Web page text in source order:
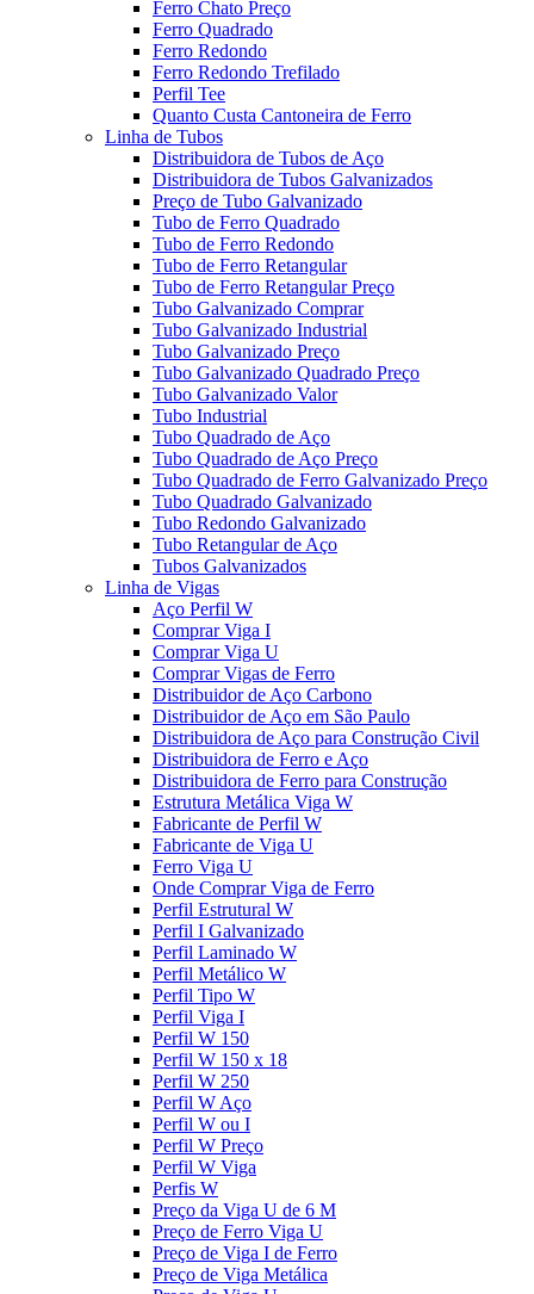
Ferro Chato Preço
Ferro Quadrado
Ferro Redondo
Ferro Redondo Trefilado
Perfil Tee
Quanto Custa Cantoneira de Ferro
Linha de Tubos
Distribuidora de Tubos de Aço
Distribuidora de Tubos Galvanizados
Preço de Tubo Galvanizado
Tubo de Ferro Quadrado
Tubo de Ferro Redondo
Tubo de Ferro Retangular
Tubo de Ferro Retangular Preço
Tubo Galvanizado Comprar
Tubo Galvanizado Industrial
Tubo Galvanizado Preço
Tubo Galvanizado Quadrado Preço
Tubo Galvanizado Valor
Tubo Industrial
Tubo Quadrado de Aço
Tubo Quadrado de Aço Preço
Tubo Quadrado de Ferro Galvanizado Preço
Tubo Quadrado Galvanizado
Tubo Redondo Galvanizado
Tubo Retangular de Aço
Tubos Galvanizados
Linha de Vigas
Aço Perfil W
Comprar Viga I
Comprar Viga U
Comprar Vigas de Ferro
Distribuidor de Aço Carbono
Distribuidor de Aço em São Paulo
Distribuidora de Aço para Construção Civil
Distribuidora de Ferro e Aço
Distribuidora de Ferro para Construção
Estrutura Metálica Viga W
Fabricante de Perfil W
Fabricante de Viga U
Ferro Viga U
Onde Comprar Viga de Ferro
Perfil Estrutural W
Perfil I Galvanizado
Perfil Laminado W
Perfil Metálico W
Perfil Tipo W
Perfil Viga I
Perfil W 150
Perfil W 150 x 18
Perfil W 250
Perfil W Aço
Perfil W ou I
Perfil W Preço
Perfil W Viga
Perfis W
Preço da Viga U de 6 M
Preço de Ferro Viga U
Preço de Viga I de Ferro
Preço de Viga Metálica